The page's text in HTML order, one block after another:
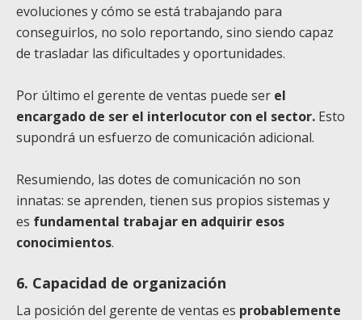
evoluciones y cómo se está trabajando para
conseguirlos, no solo reportando, sino siendo capaz
de trasladar las dificultades y oportunidades.
Por último el gerente de ventas puede ser el
encargado de ser el interlocutor con el sector. Esto
supondrá un esfuerzo de comunicación adicional.
Resumiendo, las dotes de comunicación no son
innatas: se aprenden, tienen sus propios sistemas y
es fundamental trabajar en adquirir esos
conocimientos.
6. Capacidad de organización
La posición del gerente de ventas es probablemente